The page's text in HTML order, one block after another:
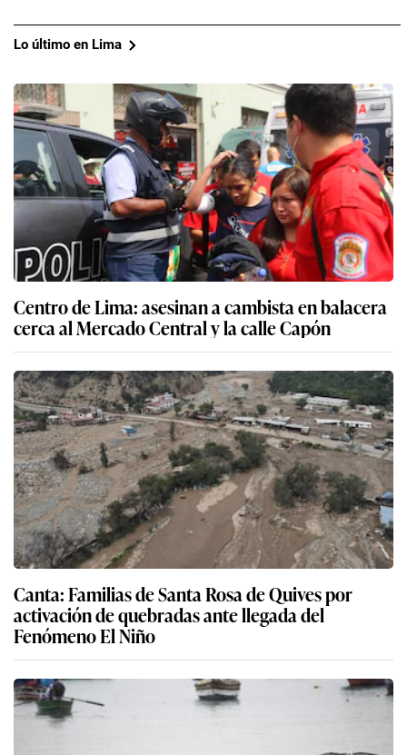
Lo último en Lima
Centro de Lima: asesinan a cambista en balacera
cerca al Mercado Central y la calle Capón
Canta: Familias de Santa Rosa de Quives por
activación de quebradas ante llegada del
Fenómeno El Niño